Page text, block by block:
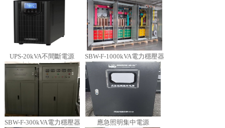
UPS-20kVA不間斷電源 SBW-F-1000kVA電力穩壓器
SBW-F-300kVA電力穩壓器 應急照明集中電源